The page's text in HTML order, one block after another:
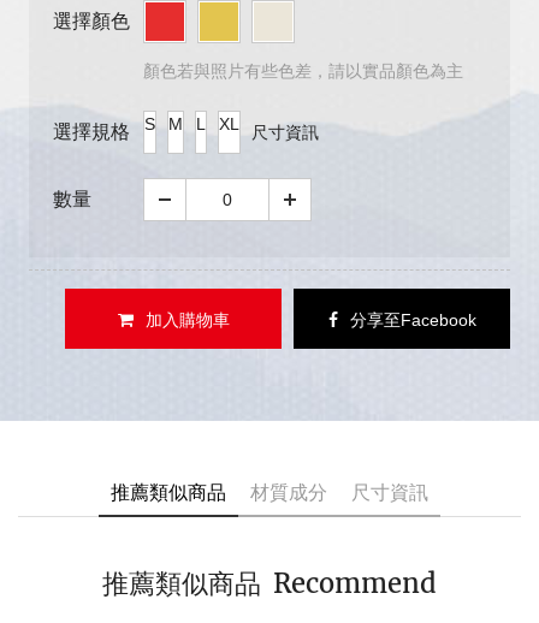
選擇顏色
顏色若與照片有些色差，請以實品顏色為主
選擇規格 S M L XL 尺寸資訊
數量
加入購物車 分享至Facebook
推薦類似商品 材質成分 尺寸資訊
推薦類似商品 Recommend